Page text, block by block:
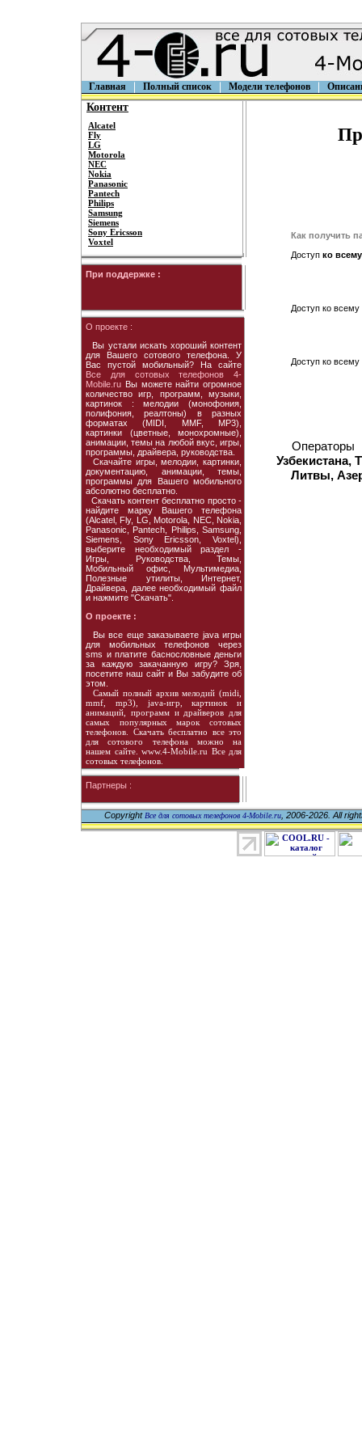
Главная Полный список Модели телефонов
Контент
Alcatel
Fly
LG
Motorola
NEC
Nokia
Panasonic
Pantech
Philips
Samsung
Siemens
Sony Ericsson
Voxtel
При поддержке :
О проекте :
Вы устали искать хороший контент
для Вашего сотового телефона. У
Вас пустой мобильный? На сайте
Все для сотовых телефонов 4-
Mobile.ru Вы можете найти огромное
количество игр, программ, музыки,
картинок : мелодии (монофония,
полифония, реалтоны) в разных
форматах (MIDI, MMF, MP3),
картинки (цветные, монохромные),
анимации, темы на любой вкус, игры,
программы, драйвера, руководства.
Скачайте игры, мелодии, картинки,
документацию, анимации, темы,
программы для Вашего мобильного
абсолютно бесплатно.
Скачать контент бесплатно просто -
найдите марку Вашего телефона
(Alcatel, Fly, LG, Motorola, NEC, Nokia,
Panasonic, Pantech, Philips, Samsung,
Siemens, Sony Ericsson, Voxtel),
выберите необходимый раздел -
Игры, Руководства, Темы,
Мобильный офис, Мультимедиа,
Полезные утилиты, Интернет,
Драйвера, далее необходимый файл
и нажмите "Скачать".
О проекте :
Вы все еще заказываете java игры
для мобильных телефонов через
sms и платите баснословные деньги
за каждую закачанную игру? Зря,
посетите наш сайт и Вы забудите об
этом.
Самый полный архив мелодий (midi,
mmf, mp3), java-игр, картинок и
анимаций, программ и драйверов для
самых популярных марок сотовых
телефонов. Скачать бесплатно все это
для сотового телефона можно на
нашем сайте. www.4-Mobile.ru Все для
сотовых телефонов.
Партнеры :
Как получить
Доступ ко
Доступ ко всему
Доступ ко
Операторы
Узбекистана,
Литвы,
Copyright Все для сотовых телефонов 4-Mobile.ru, 2006-2026. All